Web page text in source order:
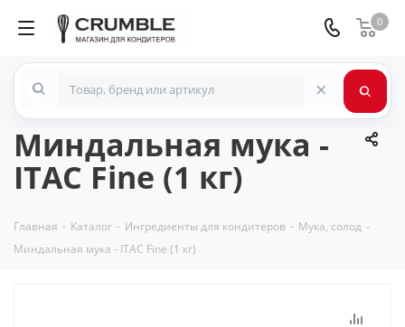
0
×
Миндальная мука -
ITAC Fine (1 кг)
Главная - Каталог - Ингредиенты для кондитеров - Мука, солод -
Миндальная мука - ITAC Fine (1 кг)